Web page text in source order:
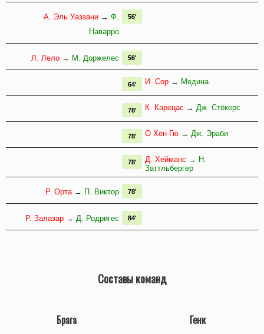
А. Эль Уаззани → Ф.
Наварро
56'
Л. Лело → М. Доржелес 56'
И. Сор → Медина.
64'
К. Карецас → Дж. Стёкерс
78'
О Хён-Гю → Дж. Эраби
78'
Д. Хейманс → Н.
Заттльбергер
78'
Р. Орта→ П. Виктор 78'
Р. Залазар → Д. Родригес 84'
Составы команд
Брага Генк